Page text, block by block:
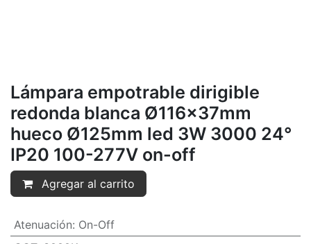
Lámpara empotrable dirigible
redonda blanca Ø116x37mm
hueco Ø125mm led 3W 3000 24°
IP20 100-277V on-off
Agregar al carrito
Atenuación: On-Off